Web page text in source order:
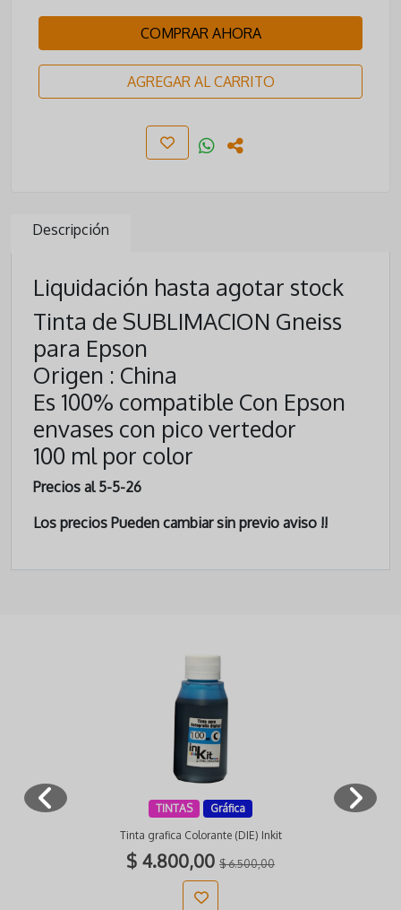
COMPRAR AHORA
AGREGAR AL CARRITO
Descripción
Liquidación hasta agotar stock
Tinta de SUBLIMACION Gneiss
para Epson
Origen : China
Es 100% compatible Con Epson
envases con pico vertedor
100 ml por color
Precios al 5-5-26
Los precios Pueden cambiar sin previo aviso !!
TINTAS
Gráfica
Tinta grafica Colorante (DIE) Inkit
$ 4.800,00 $ 6.500,00